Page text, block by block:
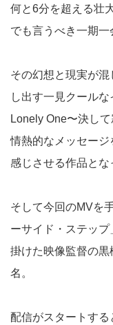
何と6分を超える壮
でも言うべき一期一
その幻想と現実が
し出す一見クール
Lonely One〜決し
情熱的なメッセー
感じさせる作品とな
そして今回のMVを
ーサイド・ステッ
掛けた映像監督の
名。
配信がスタートす